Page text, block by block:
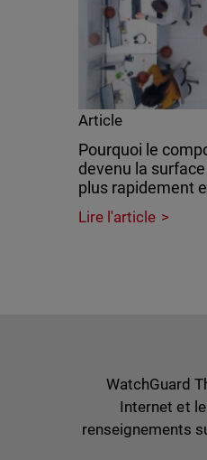
Article
Pourquoi le
devenu la
plus rapidement
Lire l'article
WatchGuard
Internet et
renseignements